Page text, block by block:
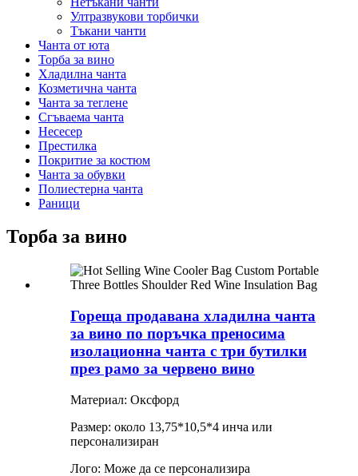
Ултразвукови торбички
Тъкани чанти
Чанта от юта
Торба за вино
Хладилна чанта
Козметична чанта
Чанта за теглене
Сгъваема чанта
Несесер
Престилка
Покритие за костюм
Чанта за обувки
Полиестерна чанта
Раници
Торба за вино
Гореща продавана хладилна чанта
за вино по поръчка преносима
изолационна чанта с три бутилки
през рамо за червено вино
Материал: Оксфорд
Размер: около 13,75*10,5*4 инча или
персонализиран
Лого: Може да се персонализира